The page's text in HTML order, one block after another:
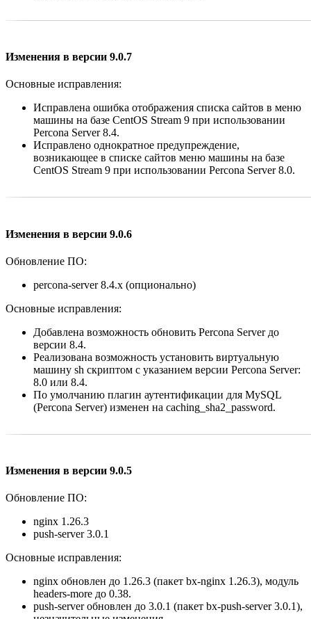
Изменения в версии 9.0.7
Основные исправления:
Исправлена ошибка отображения списка сайтов в меню
машины на базе CentOS Stream 9 при использовании
Percona Server 8.4.
Исправлено однократное предупреждение,
возникающее в списке сайтов меню машины на базе
CentOS Stream 9 при использовании Percona Server 8.0.
Изменения в версии 9.0.6
Обновление ПО:
percona-server 8.4.x (опционально)
Основные исправления:
Добавлена возможность обновить Percona Server до
версии 8.4.
Реализована возможность установить виртуальную
машину sh скриптом с указанием версии Percona Server:
8.0 или 8.4.
По умолчанию плагин аутентификации для MySQL
(Percona Server) изменен на caching_sha2_password.
Изменения в версии 9.0.5
Обновление ПО:
nginx 1.26.3
push-server 3.0.1
Основные исправления:
nginx обновлен до 1.26.3 (пакет bx-nginx 1.26.3), модуль
headers-more до 0.38.
push-server обновлен до 3.0.1 (пакет bx-push-server 3.0.1),